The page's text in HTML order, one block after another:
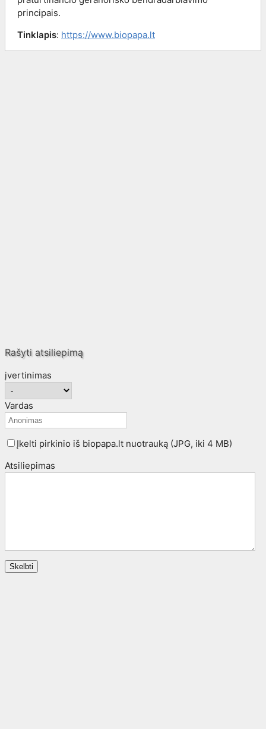
principais.
Tinklapis: https://www.biopapa.lt
Rašyti atsiliepimą
įvertinimas
Vardas
Įkelti pirkinio iš biopapa.lt nuotrauką (JPG, iki 4 MB)
Atsiliepimas